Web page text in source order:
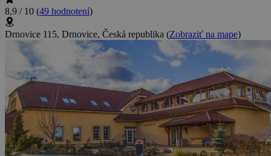
8,9 / 10 (49 hodnotení)
Drnovice 115, Drnovice, Česká republika (Zobraziť na mape)